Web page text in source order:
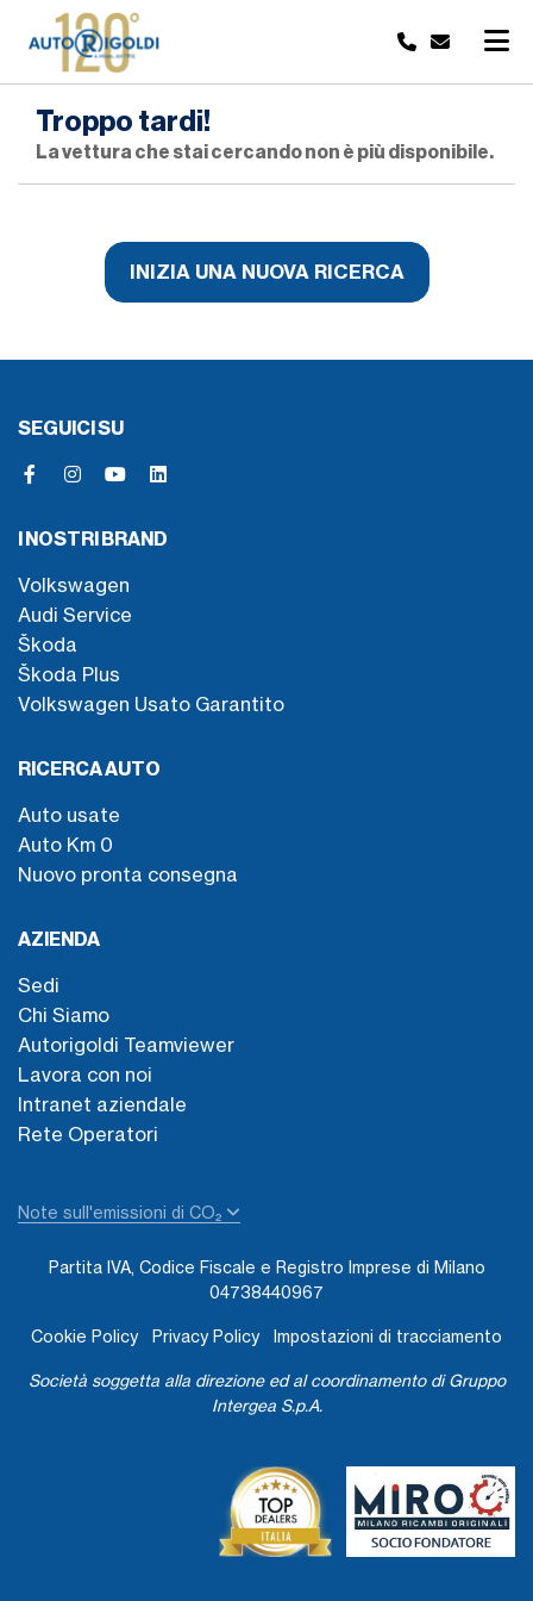
Troppo tardi!
La vettura che stai cercando non è più disponibile.
INIZIA UNA NUOVA RICERCA
SEGUICI SU
I NOSTRI BRAND
Volkswagen
Audi Service
Škoda
Škoda Plus
Volkswagen Usato Garantito
RICERCA AUTO
Auto usate
Auto Km 0
Nuovo pronta consegna
AZIENDA
Sedi
Chi Siamo
Autorigoldi Teamviewer
Lavora con noi
Intranet aziendale
Rete Operatori
Note sull'emissioni di CO₂
Partita IVA, Codice Fiscale e Registro Imprese di Milano
04738440967
Cookie Policy Privacy Policy Impostazioni di tracciamento
Società soggetta alla direzione ed al coordinamento di Gruppo
Intergea S.p.A.